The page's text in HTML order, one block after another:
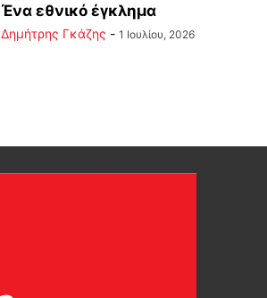
Ένα εθνικό έγκλημα
Δημήτρης Γκάζης - 1 Ιουλίου, 2026